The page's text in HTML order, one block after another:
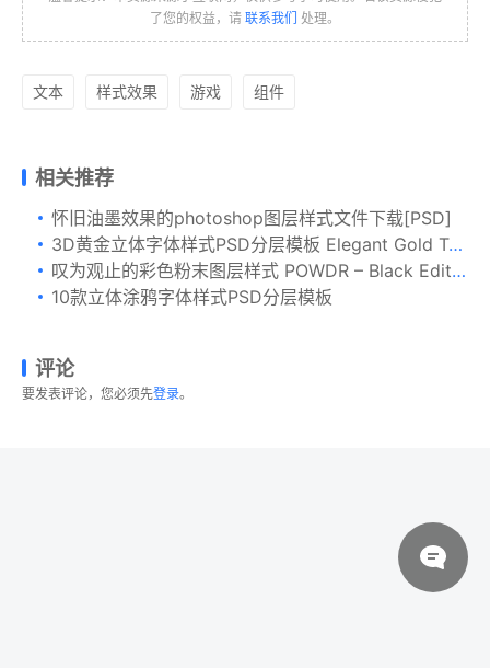
了您的权益，请 联系我们 处理。
文本 样式效果 游戏 组件
相关推荐
怀旧油墨效果的photoshop图层样式文件下载[PSD]
3D黄金立体字体样式PSD分层模板 Elegant Gold Text Effects
叹为观止的彩色粉末图层样式 POWDR – Black Edition
10款立体涂鸦字体样式PSD分层模板
评论
要发表评论，您必须先登录。